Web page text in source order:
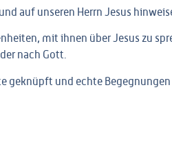
auf unseren Herrn Jesus
mit ihnen über Jesus zu
nach Gott.
geknüpft und echte